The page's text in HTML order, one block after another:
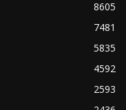
8605
7481
5835
4592
2593